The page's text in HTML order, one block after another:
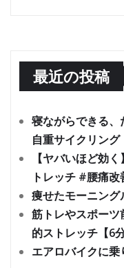
最近の投稿
寝ながらできる、
自重サイクリング
【ヤバいほど効
トレッチ #腰痛
痩せたモーニング
筋トレやスポー
的ストレッチ【6
エアロバイクに